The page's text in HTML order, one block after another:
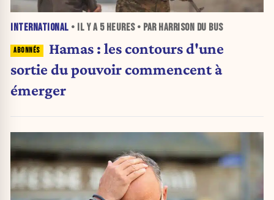
INTERNATIONAL • IL Y A 5 HEURES• PAR HARRISON DU BUS
Hamas : les contours d'une
sortie du pouvoir commencent à
émerger